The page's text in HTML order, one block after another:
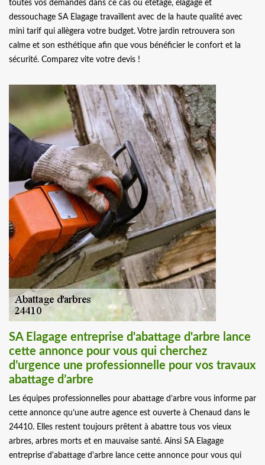
toutes vos demandes dans ce cas ou étêtage, élagage et
dessouchage SA Elagage travaillent avec de la haute qualité avec
mini tarif qui allègera votre budget. Votre jardin retrouvera son
calme et son esthétique afin que vous bénéficier le confort et la
sécurité. Comparez vite votre devis !
SA Elagage entreprise d'abattage d'arbre lance
cette annonce pour vous qui cherchez
d’urgence une professionnelle pour vos travaux
abattage d’arbre
Les équipes professionnelles pour abattage d’arbre vous informe par
cette annonce qu’une autre agence est ouverte à Chenaud dans le
24410. Elles restent toujours prêtent à abattre tous vos vieux
arbres, arbres morts et en mauvaise santé. Ainsi SA Elagage
entreprise d'abattage d'arbre lance cette annonce pour vous qui